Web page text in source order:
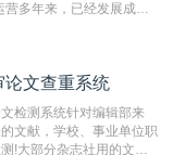
营多年来，已经发展成为
精度高，市场反映良好。
论文查重系统
检测系统针对编辑部来
文献，学校、事业单位职
!大部分杂志社用的文献